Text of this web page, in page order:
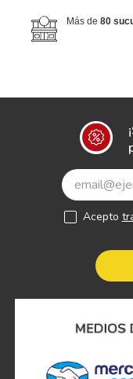
Más de 80
Acepto